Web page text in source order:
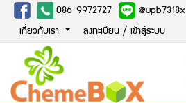
086-9972727 @upb7318x
เกี่ยวกับเรา ลงทะเบียน / เข้าสู่ระบบ